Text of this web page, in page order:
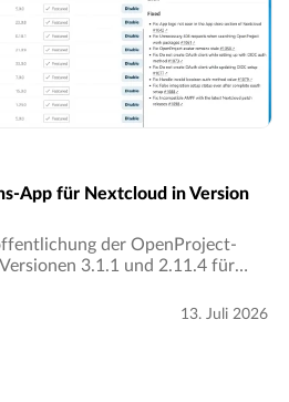
App für Nextcloud in Version
der OpenProject-
3.1.1 und 2.11.4 für
13. Juli 2026